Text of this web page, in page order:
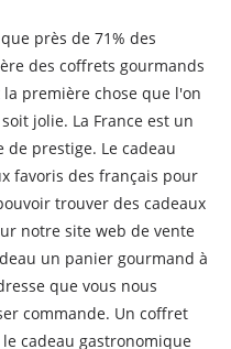
près de 71% des
des coffrets gourmands
première chose que l'on
jolie. La France est un
prestige. Le cadeau
favoris des français pour
trouver des cadeaux
notre site web de vente
un panier gourmand à
que vous nous
commande. Un coffret
cadeau gastronomique